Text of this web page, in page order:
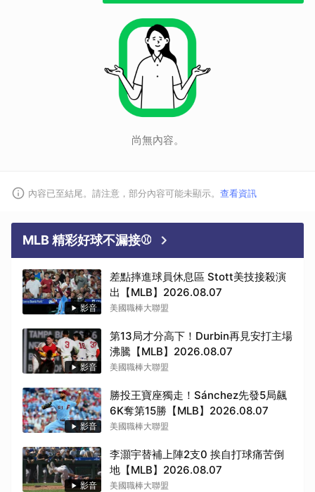
尚無內容。
內容已至結尾。請注意，部分內容可能未顯示。 查看資訊
MLB 精彩好球不漏接⚾
影音
差點摔進球員休息區 Stott美技接殺演
出【MLB】2026.08.07
美國職棒大聯盟
影音
第13局才分高下！Durbin再見安打主場
沸騰【MLB】2026.08.07
美國職棒大聯盟
影音
勝投王寶座獨走！Sánchez先發5局飆
6K奪第15勝【MLB】2026.08.07
美國職棒大聯盟
影音
李灝宇替補上陣2支0 挨自打球痛苦倒
地【MLB】2026.08.07
美國職棒大聯盟
取消